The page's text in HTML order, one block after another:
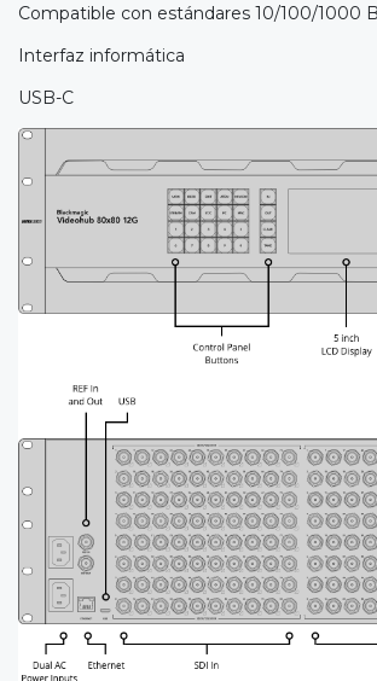
Compatible con estándares 10/100/1000
Interfaz informática
USB-C